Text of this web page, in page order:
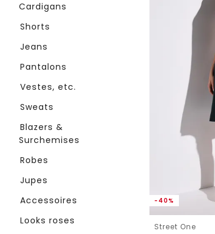
Cardigans
Shorts
Jeans
Pantalons
Vestes, etc.
Sweats
Blazers &
Surchemises
Robes
Jupes
Accessoires
Looks roses
-40%
Street One